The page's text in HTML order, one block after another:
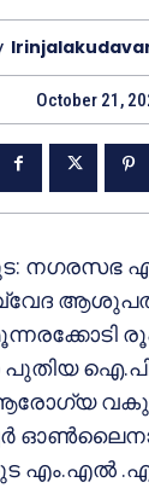
October 21,
നഗരസഭ
ഐ.പി
എം.എൽ